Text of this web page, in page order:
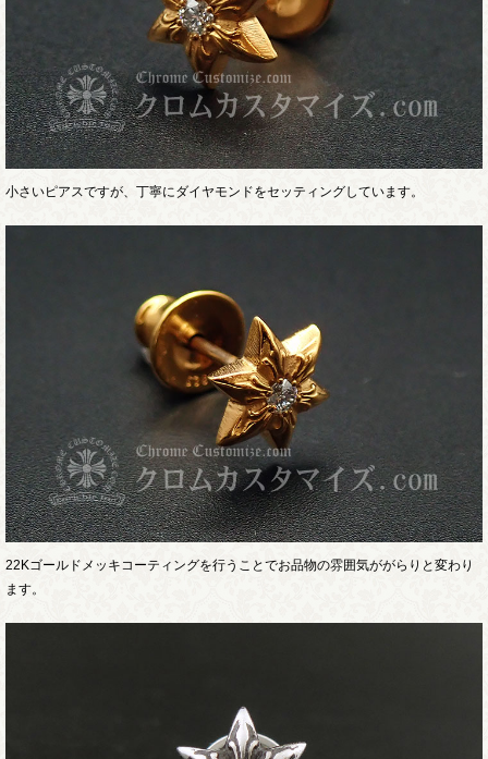
小さいピアスですが、丁寧にダイヤモンドをセッティングしています。
22Kゴールドメッキコーティングを行うことでお品物の雰囲気ががらりと変わり
ます。